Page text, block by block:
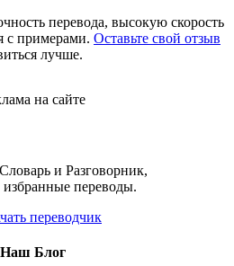
перевода, высокую скорость
с примерами. Оставьте свой отзыв
лучше.
на сайте
и Разговорник,
избранные переводы.
Наш Блог